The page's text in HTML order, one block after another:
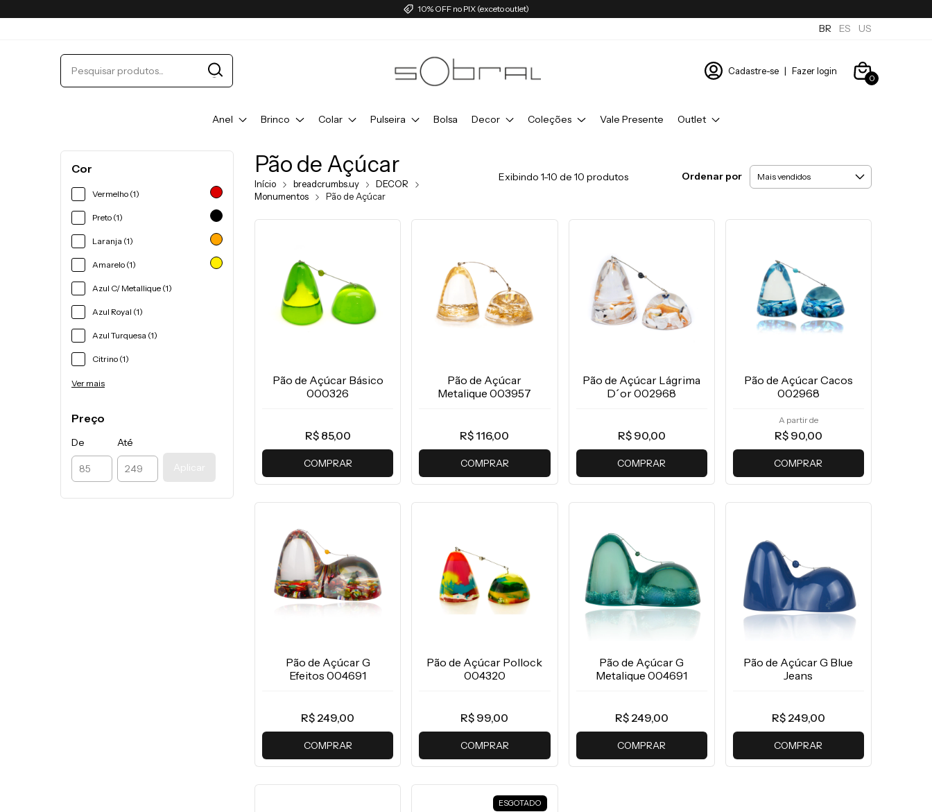
10% OFF no PIX (exceto outlet)
BR ES US
Cadastre-se | Fazer login
0
Anel Brinco Colar Pulseira Bolsa Decor Coleções Vale Presente Outlet
Cor
Vermelho (1)
Preto (1)
Laranja (1)
Amarelo (1)
Azul C/ Metallique (1)
Azul Royal (1)
Azul Turquesa (1)
Citrino (1)
Ver mais
Preço
De
Até
Aplicar
Pão de Açúcar
Início breadcrumbs.uy
DECOR
Monumentos
Pão de Açúcar
Exibindo 1-10 de 10 produtos Ordenar por
Pão de Açúcar Básico
000326
R$ 85,00
COMPRAR
Pão de Açúcar
Metalique 003957
R$ 116,00
COMPRAR
Pão de Açúcar Lágrima
D´or 002968
R$ 90,00
COMPRAR
Pão de Açúcar Cacos
002968
A partir de
R$ 90,00
COMPRAR
Pão de Açúcar G
Efeitos 004691
R$ 249,00
COMPRAR
Pão de Açúcar Pollock
004320
R$ 99,00
COMPRAR
Pão de Açúcar G
Metalique 004691
R$ 249,00
COMPRAR
Pão de Açúcar G Blue
Jeans
R$ 249,00
COMPRAR
ESGOTADO